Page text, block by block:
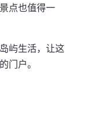
点也值得一
屿生活，让这
门户。